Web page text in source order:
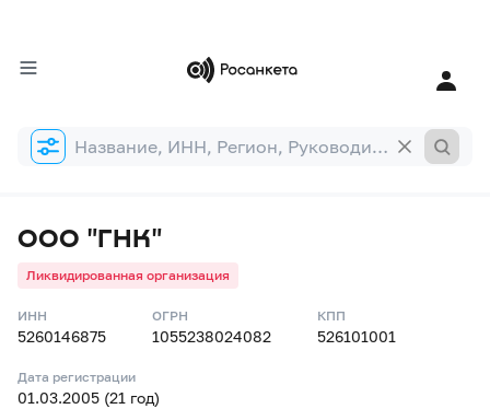
Форма
поиска
ООО "ГНК"
Ликвидированная организация
ИНН
5260146875
ОГРН
1055238024082
КПП
526101001
Дата регистрации
01.03.2005 (21 год)